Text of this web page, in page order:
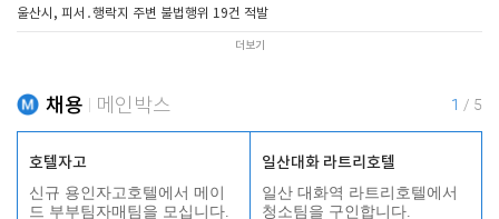
울산시, 피서․행락지 주변 불법행위 19건 적발
더보기
채용 메인박스 1 / 5
호텔자고
신규 용인자고호텔에서 메이
드 부부팀자매팀을 모십니다.
일산대화 라트리호텔
일산 대화역 라트리호텔에서
청소팀을 구인합니다.